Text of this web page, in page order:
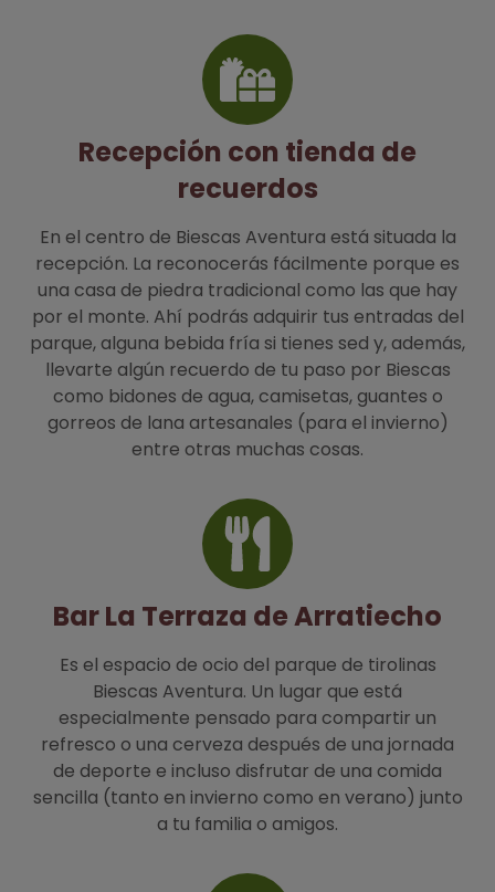
Recepción con tienda de
recuerdos
En el centro de Biescas Aventura está situada la
recepción. La reconocerás fácilmente porque es
una casa de piedra tradicional como las que hay
por el monte. Ahí podrás adquirir tus entradas del
parque, alguna bebida fría si tienes sed y, además,
llevarte algún recuerdo de tu paso por Biescas
como bidones de agua, camisetas, guantes o
gorreos de lana artesanales (para el invierno)
entre otras muchas cosas.
Bar La Terraza de Arratiecho
Es el espacio de ocio del parque de tirolinas
Biescas Aventura. Un lugar que está
especialmente pensado para compartir un
refresco o una cerveza después de una jornada
de deporte e incluso disfrutar de una comida
sencilla (tanto en invierno como en verano) junto
a tu familia o amigos.